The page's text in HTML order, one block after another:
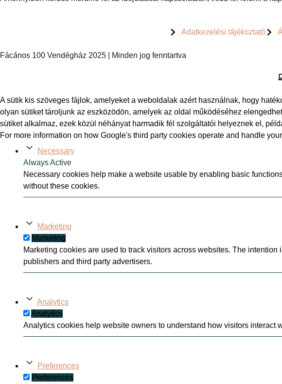
Adatkezelési tájékoztató
Fácános 100 Vendégház 2025 | Minden jog fenntartva
A sütik kis szöveges fájlok, amelyeket a weboldalak azért használnak, hogy
olyan sütiket tároljunk az eszközödön, amelyek az oldal működéséhez
sütiket alkalmaz, ezek közül néhányat harmadik fél szolgáltatói helyeznek el,
For more information on how Google's third party cookies operate and handle
Necessary
Always Active
Necessary cookies help make a website usable by enabling basic
without these cookies.
Marketing
Marketing
Marketing cookies are used to track visitors across websites. The
publishers and third party advertisers.
Analytics
Analytics
Analytics cookies help website owners to understand how visitors
Preferences
Preferences